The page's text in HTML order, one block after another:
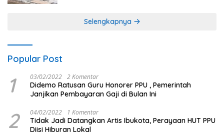
Selengkapnya
Popular Post
1 03/02/2022 2 Komentar
Didemo Ratusan Guru Honorer PPU , Pemerintah
Janjikan Pembayaran Gaji di Bulan Ini
2 04/02/2022 1 Komentar
Tidak Jadi Datangkan Artis Ibukota, Perayaan HUT PPU
Diisi Hiburan Lokal